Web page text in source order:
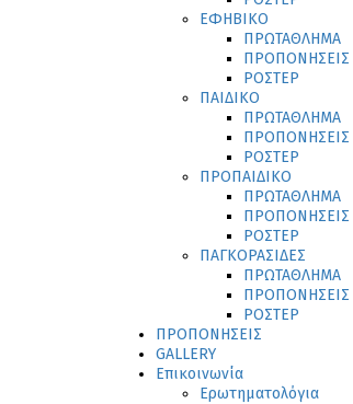
ΕΦΗΒΙΚΟ
ΠΡΩΤΑΘΛΗΜΑ
ΠΡΟΠΟΝΗΣΕΙΣ
ΡΟΣΤΕΡ
ΠΑΙΔΙΚΟ
ΠΡΩΤΑΘΛΗΜΑ
ΠΡΟΠΟΝΗΣΕΙΣ
ΡΟΣΤΕΡ
ΠΡΟΠΑΙΔΙΚΟ
ΠΡΩΤΑΘΛΗΜΑ
ΠΡΟΠΟΝΗΣΕΙΣ
ΡΟΣΤΕΡ
ΠΑΓΚΟΡΑΣΙΔΕΣ
ΠΡΩΤΑΘΛΗΜΑ
ΠΡΟΠΟΝΗΣΕΙΣ
ΡΟΣΤΕΡ
ΠΡΟΠΟΝΗΣΕΙΣ
GALLERY
Επικοινωνία
Ερωτηματολόγια